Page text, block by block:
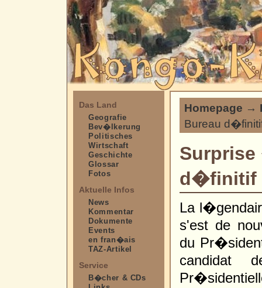
Das Land
Geografie
Bev�lkerung
Politisches
Wirtschaft
Geschichte
Glossar
Fotos
Aktuelle Infos
News
Kommentar
Dokumente
Events
en fran�ais
TAZ-Artikel
Service
B�cher & CDs
Homepage →
Bureau
d�finitif
La
s'est de
du
candidat